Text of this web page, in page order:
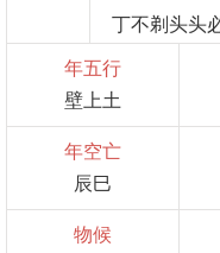
年五行
壁上土
年空亡
辰巳
物候